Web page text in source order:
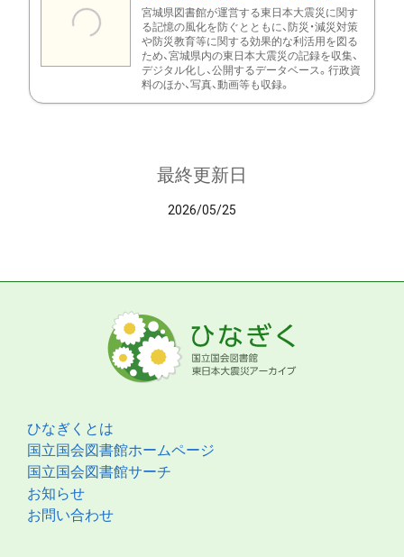
宮城県図書館が運営する東日本大震災に関す
る記憶の風化を防ぐとともに、防災・減災対策
や防災教育等に関する効果的な利活用を図る
ため、宮城県内の東日本大震災の記録を収集、
デジタル化し、公開するデータベース。行政資
料のほか、写真、動画等も収録。
最終更新日
2026/05/25
ひなぎくとは
国立国会図書館ホームページ
国立国会図書館サーチ
お知らせ
お問い合わせ